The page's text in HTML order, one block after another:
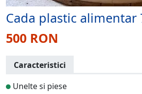
Cada plastic alimentar
500 RON
Caracteristici
Unelte si piese